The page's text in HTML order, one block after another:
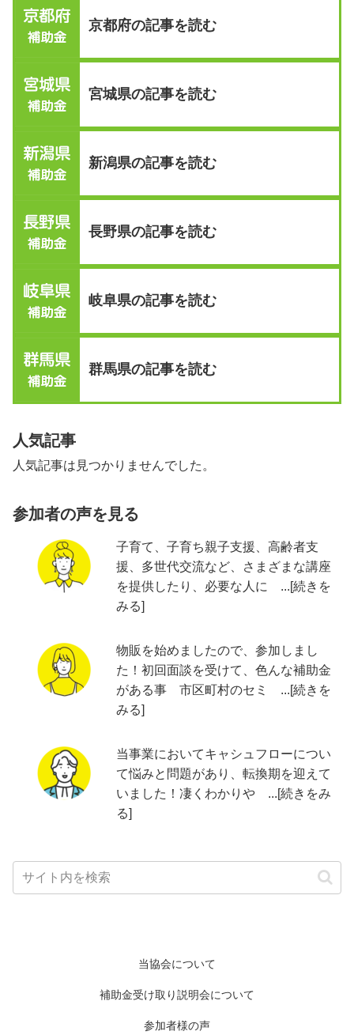
京都府の記事を読む
宮城県の記事を読む
新潟県の記事を読む
長野県の記事を読む
岐阜県の記事を読む
群馬県の記事を読む
人気記事
人気記事は見つかりませんでした。
参加者の声を見る
子育て、子育ち親子支援、高齢者支
援、多世代交流など、さまざまな講座
を提供したり、必要な人に ...[続きを
みる]
物販を始めましたので、参加しまし
た！初回面談を受けて、色んな補助金
がある事 市区町村のセミ ...[続きを
みる]
当事業においてキャシュフローについ
て悩みと問題があり、転換期を迎えて
いました！凄くわかりや ...[続きをみ
る]
当協会について
補助金受け取り説明会について
参加者様の声